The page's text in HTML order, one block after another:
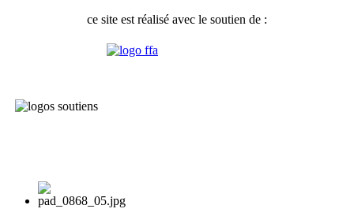
ce site est réalisé avec le soutien de :